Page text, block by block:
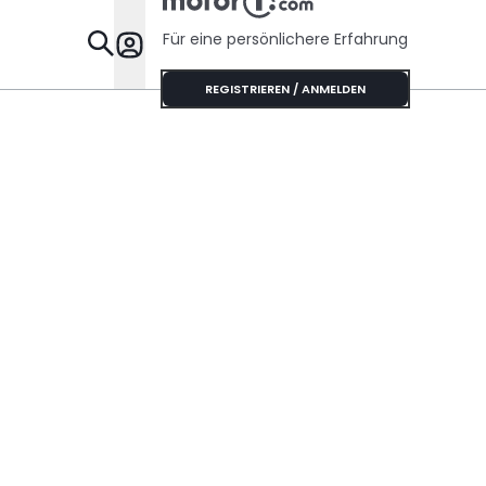
Specials
Für eine persönlichere Erfahrung
REGISTRIEREN / ANMELDEN
Handschaltung?